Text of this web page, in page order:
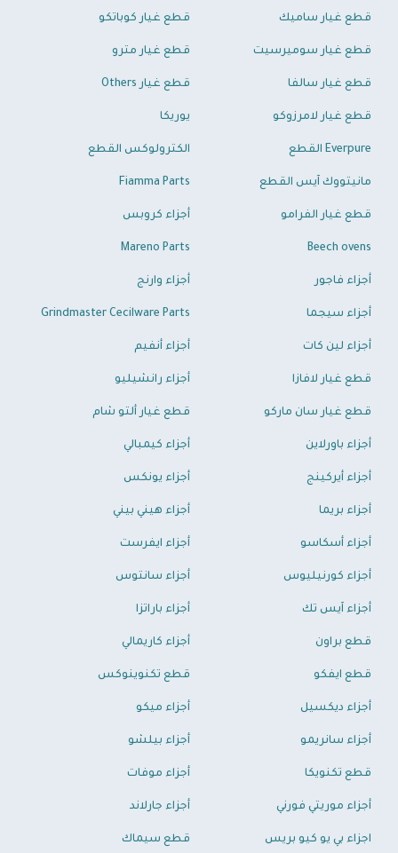
قطع غيار ساميك قطع غيار كوباتكو
قطع غيار سوميرسيت قطع غيار مترو
قطع غيار سالفا قطع غيار Others
قطع غيار لامرزوكو يوريكا
Everpure القطع الكترولوكس القطع
مانيتووك آيس القطع Fiamma Parts
قطع غيار الفرامو أجزاء كروبس
Beech ovens
Mareno Parts
أجزاء فاجور أجزاء وارنج
أجزاء سيجما Grindmaster Cecilware Parts
أجزاء لين كات أجزاء أنفيم
قطع غيار لافازا أجزاء رانشيليو
قطع غيار سان ماركو قطع غيار ألتو شام
أجزاء باورلاين أجزاء كيمبالي
أجزاء أيركينج أجزاء يونكس
أجزاء بريما أجزاء هيني بيني
أجزاء أسكاسو أجزاء ايفرست
أجزاء كورنيليوس أجزاء سانتوس
أجزاء آيس تك أجزاء باراتزا
قطع براون أجزاء كاريمالي
قطع ايفكو قطع تكنوينوكس
أجزاء ديكسيل أجزاء ميكو
أجزاء سانريمو أجزاء بيلشو
قطع تكنويكا أجزاء موفات
أجزاء موريتي فورني أجزاء جارلاند
اجزاء بي يو كيو بريس قطع سيماك